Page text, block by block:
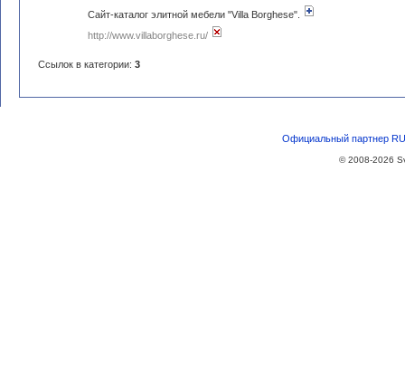
Сайт-каталог элитной мебели "Villa Borghese".
http://www.villaborghese.ru/
Ссылок в категории: 3
Официальный партнер
© 2008-2026